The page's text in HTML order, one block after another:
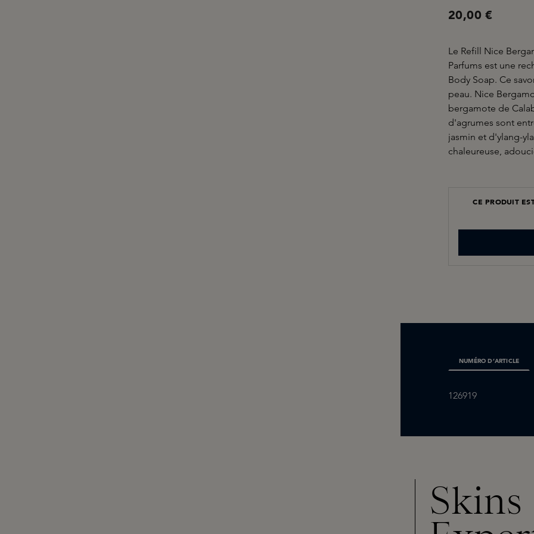
20,00 €
Le Refill Nice
Parfums est une
Body Soap. Ce
peau. Nice
bergamote de
d'agrumes sont
jasmin et d'ylang-
chaleureuse,
CE PRODUIT
NUMÉRO D’ARTICLE
126919
Skins